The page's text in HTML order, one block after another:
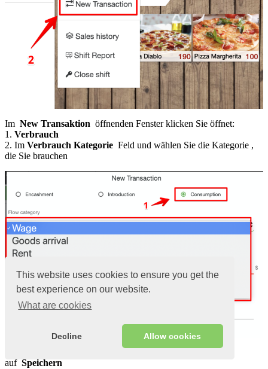
This website uses cookies to ensure you get the
best experience on our website.
What are cookies
Decline Allow cookies
Im New Transaktion öffnenden Fenster klicken Sie öffnet:
1. Verbrauch
2. Im Verbrauch Kategorie Feld und wählen Sie die Kategorie ,
die Sie brauchen
auf Speichern